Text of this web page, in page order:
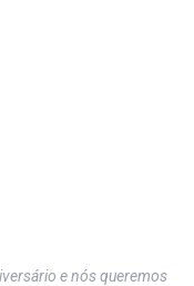
e nós queremos